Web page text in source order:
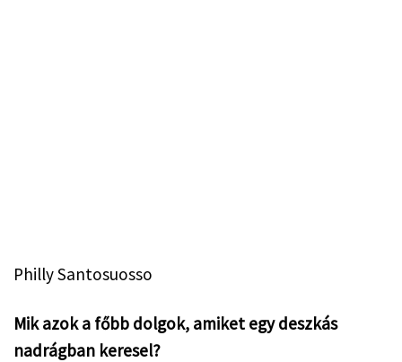
Philly Santosuosso
Mik azok a főbb dolgok, amiket egy deszkás
nadrágban keresel?